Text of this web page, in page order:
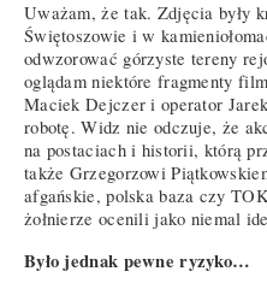
Uważam, że tak. Zdjęcia były
Świętoszowie i w
odwzorować górzyste tereny
oglądam niektóre fragmenty
Maciek Dejczer i operator
robotę. Widz nie odczuje, że
na postaciach i historii, którą
także Grzegorzowi
afgańskie, polska baza czy
żołnierze ocenili jako niemal
Było jednak pewne ryzyko…